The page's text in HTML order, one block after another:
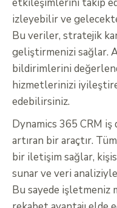
etkileşimlerini takip
izleyebilir ve
Bu veriler, stratejik
geliştirmenizi sağlar.
bildirimlerini
hizmetlerinizi
edebilirsiniz.
Dynamics 365 CRM
artıran bir araçtır.
bir iletişim sağlar,
sunar ve veri
Bu sayede işletmeniz